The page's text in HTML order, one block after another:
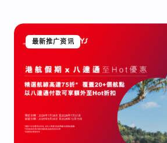
最新推广资讯